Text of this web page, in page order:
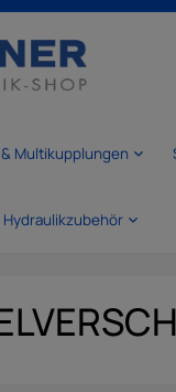
Multikupplungen
Hydraulikzubehör